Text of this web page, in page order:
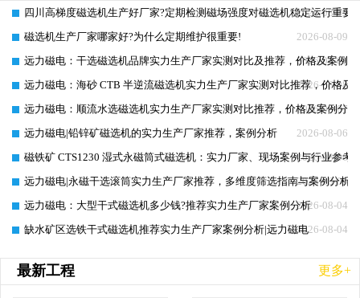
2026-08-09
四川高梯度磁选机生产好厂家?定期检测磁场强度对磁选机稳定运行重要
2026-08-09
磁选机生产厂家哪家好?为什么定期维护很重要!
2026-08-08
远力磁电：干选磁选机品牌实力生产厂家实测对比及推荐，价格及案例
2026-08-08
远力磁电：海砂 CTB 半逆流磁选机实力生产厂家实测对比推荐，价格及
2026-08-07
远力磁电：顺流水选磁选机实力生产厂家实测对比推荐，价格及案例分析
2026-08-06
远力磁电|铅锌矿磁选机的实力生产厂家推荐，案例分析
2026-08-06
磁铁矿 CTS1230 湿式永磁筒式磁选机：实力厂家、现场案例与行业参考
2026-08-05
远力磁电|永磁干选滚筒实力生产厂家推荐，多维度筛选指南与案例分析
2026-08-04
远力磁电：大型干式磁选机多少钱?推荐实力生产厂家案例分析
2026-08-04
缺水矿区选铁干式磁选机推荐实力生产厂家案例分析|远力磁电
最新工程 更多+